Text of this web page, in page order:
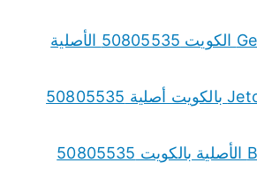
قطع غيار جيلي Geely الكويت 50805535 الأصلية
قطع غيار جيتور Jetour بالكويت أصلية 50805535
قطع غيار بايك BAIC الأصلية بالكويت 50805535